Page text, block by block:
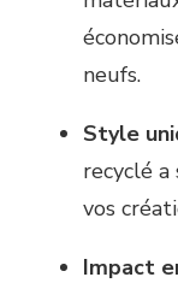
neufs.
Style
recyclé
vos
Impact